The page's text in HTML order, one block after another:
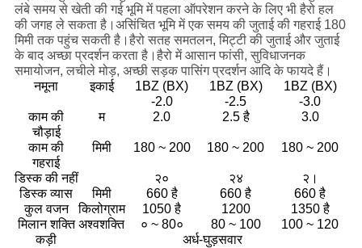
लंबे समय से खेती की गई भूमि में पहला ऑपरेशन करने के लिए भी हैरो हल
की जगह ले सकता है।असिंचित भूमि में एक समय की जुताई की गहराई 180
मिमी तक पहुंच सकती है।हैरो सतह समतलन, मिट्टी की जुताई और जुताई
के बाद अच्छा प्रदर्शन करता है।हैरो में आसान फांसी, सुविधाजनक
समायोजन, लचीले मोड़, अच्छी सड़क पासिंग प्रदर्शन आदि के फायदे हैं।
नमूना
इकाई
1BZ (BX)
-2.0
1BZ (BX)
-2.5
1BZ (BX)
-3.0
काम की
चौड़ाई
म 2.0 2.5 है 3.0
काम की
गहराई
मिमी 180 ~ 200 180 ~ 200 180 ~ 200
डिस्क की नहीं २० २४
२।
डिस्क व्यास
मिमी 660 है 660 है
660 है
कुल वजन
किलोग्राम 1050 है 1200
1350 है
मिलान शक्ति अश्वशक्ति ० ~ 80० 80 ~ 100
100 ~ 120
कड़ी
अर्ध-घुड़सवार